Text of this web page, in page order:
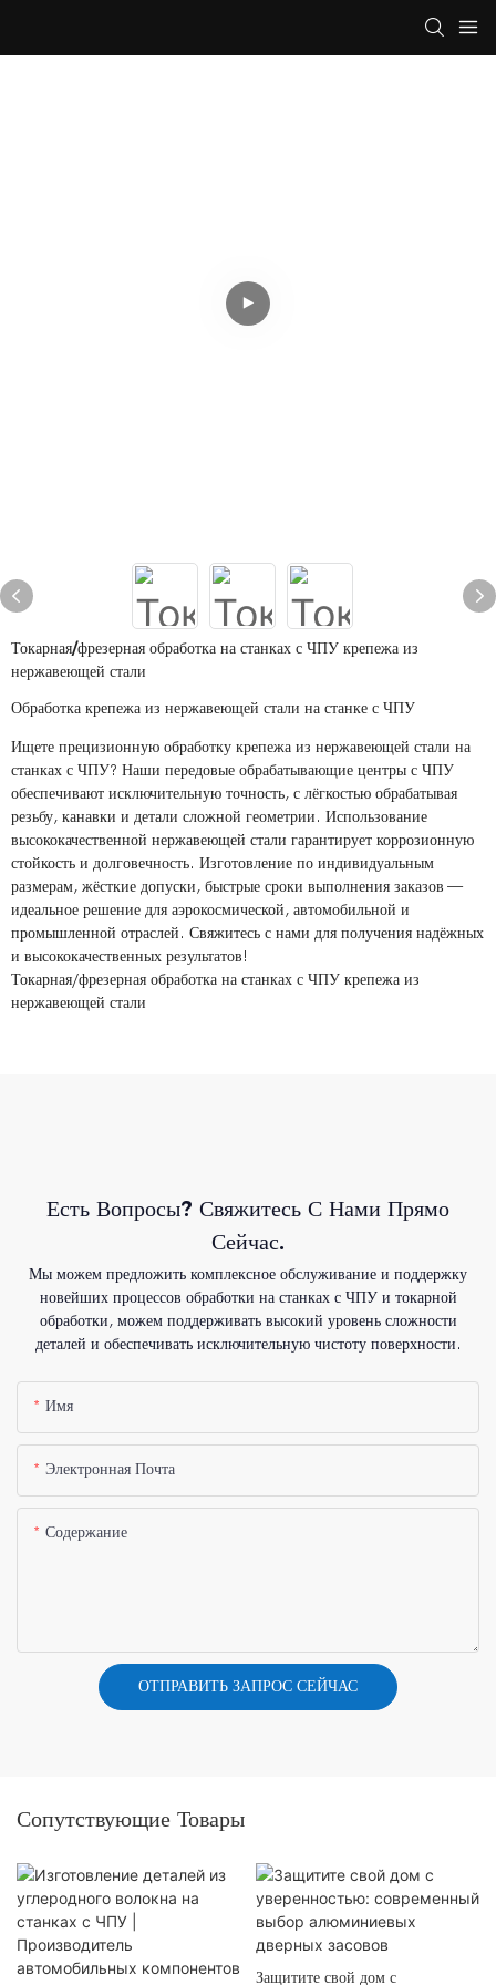
Токарная/фрезерная обработка на станках с ЧПУ крепежа из
нержавеющей стали
Обработка крепежа из нержавеющей стали на станке с ЧПУ
Ищете прецизионную обработку крепежа из нержавеющей стали на
станках с ЧПУ? Наши передовые обрабатывающие центры с ЧПУ
обеспечивают исключительную точность, с лёгкостью обрабатывая
резьбу, канавки и детали сложной геометрии. Использование
высококачественной нержавеющей стали гарантирует коррозионную
стойкость и долговечность. Изготовление по индивидуальным
размерам, жёсткие допуски, быстрые сроки выполнения заказов —
идеальное решение для аэрокосмической, автомобильной и
промышленной отраслей. Свяжитесь с нами для получения надёжных
и высококачественных результатов!
Токарная/фрезерная обработка на станках с ЧПУ крепежа из
нержавеющей стали
Есть Вопросы? Свяжитесь С Нами Прямо
Сейчас.
Мы можем предложить комплексное обслуживание и поддержку
новейших процессов обработки на станках с ЧПУ и токарной
обработки, можем поддерживать высокий уровень сложности
деталей и обеспечивать исключительную чистоту поверхности.
Имя
Электронная Почта
Содержание
ОТПРАВИТЬ ЗАПРОС СЕЙЧАС
Сопутствующие Товары
Защитите свой дом с